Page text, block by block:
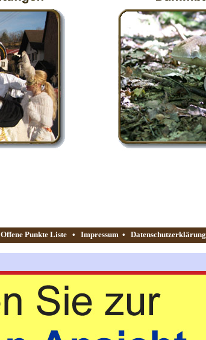
Offene Punkte Liste • Impressum • Datenschutzerklärung